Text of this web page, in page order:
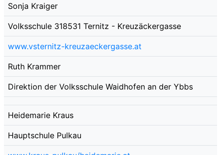
Sonja Kraiger
Volksschule 318531 Ternitz - Kreuzäckergasse
www.vsternitz-kreuzaeckergasse.at
Ruth Krammer
Direktion der Volksschule Waidhofen an der Ybbs
Heidemarie Kraus
Hauptschule Pulkau